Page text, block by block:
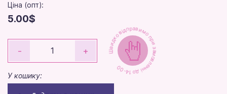
Ціна (опт):
5.00$
- +
У кошику: Швидко відправимо при замовленні до 14-00